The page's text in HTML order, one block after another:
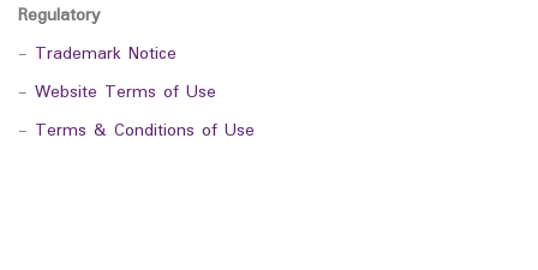
Regulatory
- Trademark Notice
- Website Terms of Use
- Terms & Conditions of Use